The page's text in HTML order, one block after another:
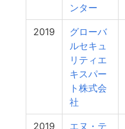
ンター
2019
グローバ
ルセキュ
リティエ
キスパー
ト株式会
社
2019
エヌ・テ